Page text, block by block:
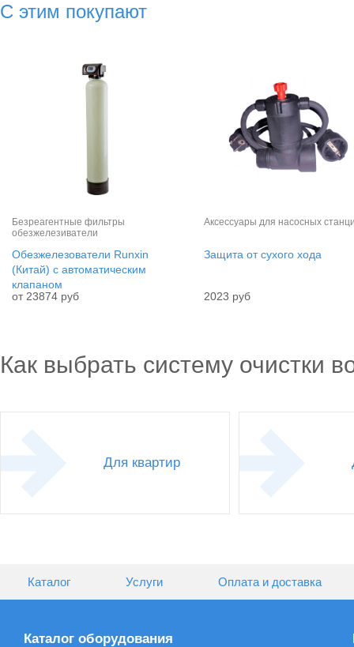
С этим покупают
Безреагентные фильтры
обезжелезиватели
Обезжелезователи Runxin
(Китай) с автоматическим
клапаном
от 23874 руб
Аксессуары для насосных
Защита от сухого хода
2023 руб
Как выбрать систему очистки
Для квартир
Каталог Услуги Оплата и доставка
Каталог оборудования